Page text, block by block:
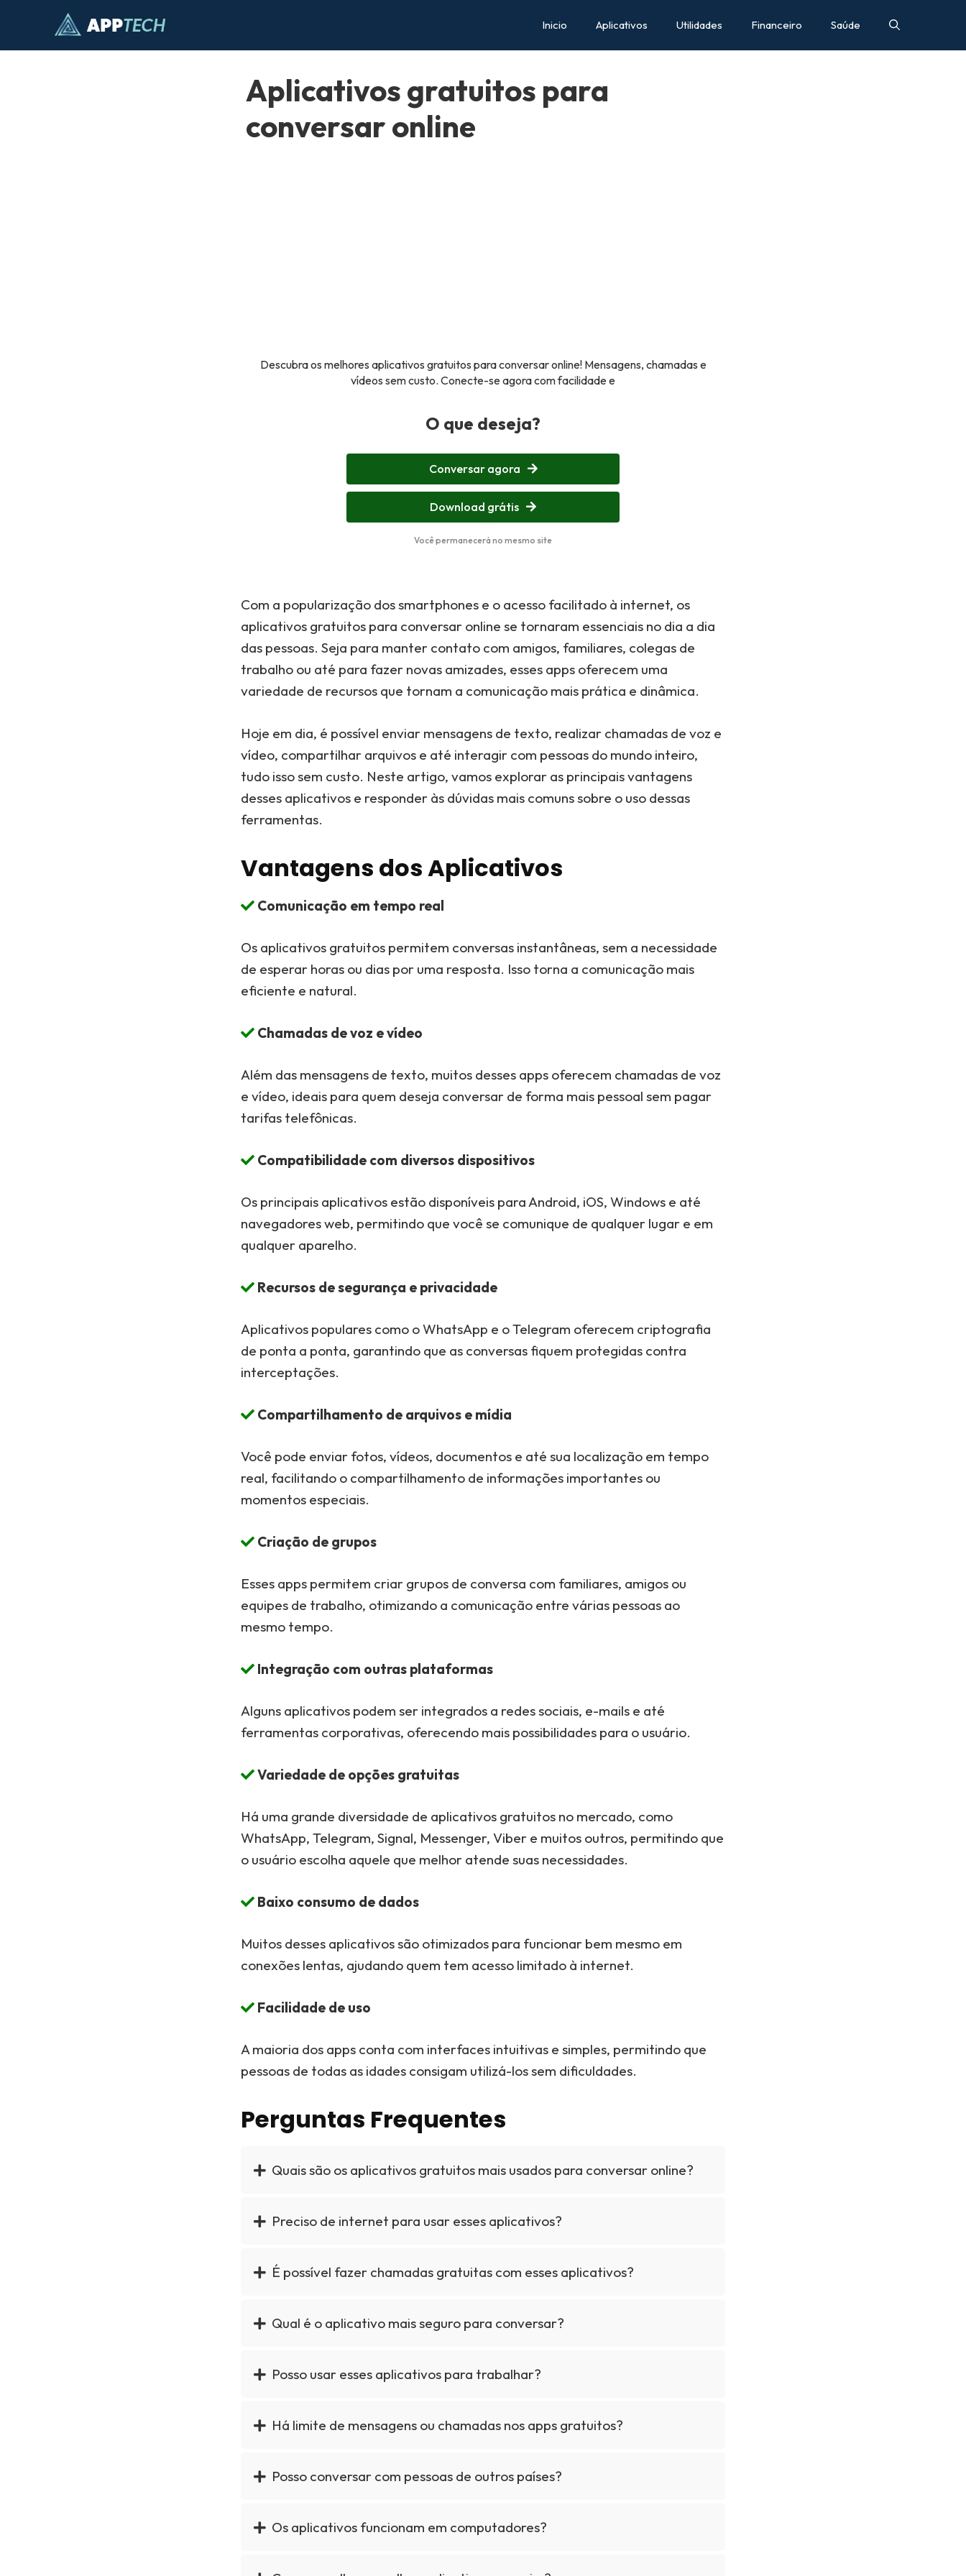
Inicio Aplicativos Utilidades Financeiro Saúde
Aplicativos gratuitos para
conversar online
Descubra os melhores aplicativos gratuitos para conversar online! Mensagens, chamadas e
vídeos sem custo. Conecte-se agora com facilidade e
O que deseja?
Conversar agora
Download grátis
Você permanecerá no mesmo site
Com a popularização dos smartphones e o acesso facilitado à internet, os
aplicativos gratuitos para conversar online se tornaram essenciais no dia a dia
das pessoas. Seja para manter contato com amigos, familiares, colegas de
trabalho ou até para fazer novas amizades, esses apps oferecem uma
variedade de recursos que tornam a comunicação mais prática e dinâmica.
Hoje em dia, é possível enviar mensagens de texto, realizar chamadas de voz e
vídeo, compartilhar arquivos e até interagir com pessoas do mundo inteiro,
tudo isso sem custo. Neste artigo, vamos explorar as principais vantagens
desses aplicativos e responder às dúvidas mais comuns sobre o uso dessas
ferramentas.
Vantagens dos Aplicativos
Comunicação em tempo real
Os aplicativos gratuitos permitem conversas instantâneas, sem a necessidade
de esperar horas ou dias por uma resposta. Isso torna a comunicação mais
eficiente e natural.
Chamadas de voz e vídeo
Além das mensagens de texto, muitos desses apps oferecem chamadas de voz
e vídeo, ideais para quem deseja conversar de forma mais pessoal sem pagar
tarifas telefônicas.
Compatibilidade com diversos dispositivos
Os principais aplicativos estão disponíveis para Android, iOS, Windows e até
navegadores web, permitindo que você se comunique de qualquer lugar e em
qualquer aparelho.
Recursos de segurança e privacidade
Aplicativos populares como o WhatsApp e o Telegram oferecem criptografia
de ponta a ponta, garantindo que as conversas fiquem protegidas contra
interceptações.
Compartilhamento de arquivos e mídia
Você pode enviar fotos, vídeos, documentos e até sua localização em tempo
real, facilitando o compartilhamento de informações importantes ou
momentos especiais.
Criação de grupos
Esses apps permitem criar grupos de conversa com familiares, amigos ou
equipes de trabalho, otimizando a comunicação entre várias pessoas ao
mesmo tempo.
Integração com outras plataformas
Alguns aplicativos podem ser integrados a redes sociais, e-mails e até
ferramentas corporativas, oferecendo mais possibilidades para o usuário.
Variedade de opções gratuitas
Há uma grande diversidade de aplicativos gratuitos no mercado, como
WhatsApp, Telegram, Signal, Messenger, Viber e muitos outros, permitindo que
o usuário escolha aquele que melhor atende suas necessidades.
Baixo consumo de dados
Muitos desses aplicativos são otimizados para funcionar bem mesmo em
conexões lentas, ajudando quem tem acesso limitado à internet.
Facilidade de uso
A maioria dos apps conta com interfaces intuitivas e simples, permitindo que
pessoas de todas as idades consigam utilizá-los sem dificuldades.
Perguntas Frequentes
Quais são os aplicativos gratuitos mais usados para conversar online?
Preciso de internet para usar esses aplicativos?
É possível fazer chamadas gratuitas com esses aplicativos?
Qual é o aplicativo mais seguro para conversar?
Posso usar esses aplicativos para trabalhar?
Há limite de mensagens ou chamadas nos apps gratuitos?
Posso conversar com pessoas de outros países?
Os aplicativos funcionam em computadores?